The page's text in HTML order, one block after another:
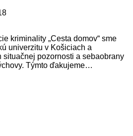
kriminality „Cesta domov“ sme
univerzitu v Košiciach a
situačnej pozornosti a sebaobrany
Týmto ďakujeme…